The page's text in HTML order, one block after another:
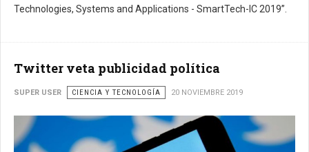
Technologies, Systems and Applications - SmartTech-IC 2019”.
Twitter veta publicidad política
SUPER USER CIENCIA Y TECNOLOGÍA 20 NOVIEMBRE 2019